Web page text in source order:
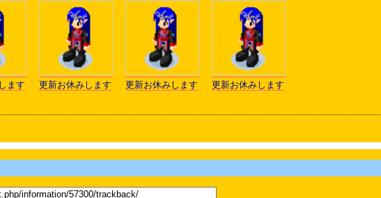
ます 更新お休みします 更新お休みします 更新お休みします